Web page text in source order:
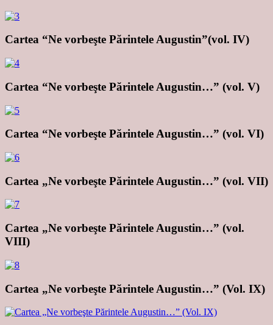
Cartea “Ne vorbeşte Părintele Augustin”(vol. IV)
Cartea “Ne vorbeşte Părintele Augustin…” (vol. V)
Cartea “Ne vorbeşte Părintele Augustin…” (vol. VI)
Cartea „Ne vorbeşte Părintele Augustin…” (vol. VII)
Cartea „Ne vorbeşte Părintele Augustin…” (vol.
VIII)
Cartea „Ne vorbeşte Părintele Augustin…” (Vol. IX)